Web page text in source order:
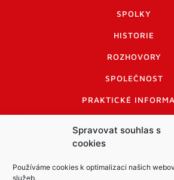
Spravovat souhlas s
cookies
Používáme cookies k optimalizaci našich
služeb.
SPOLKY
HISTORIE
ROZHOVORY
SPOLEČNOST
PRAKTICKÉ
INFORMACE A KODEX
LOGO A LOGO